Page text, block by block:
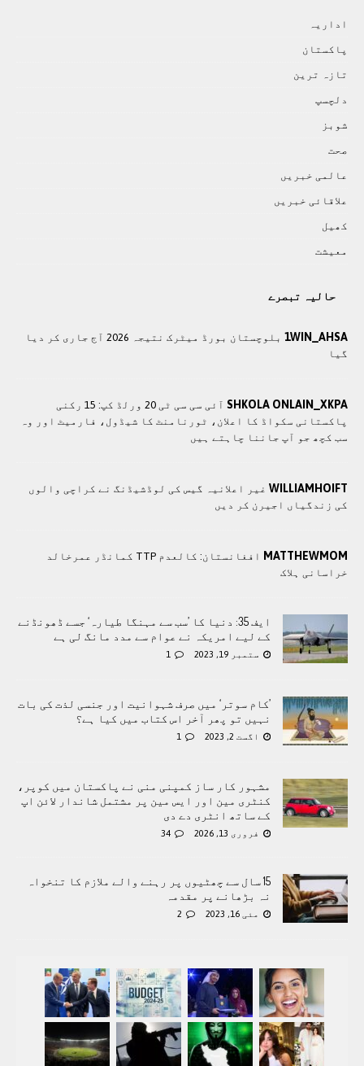
اداريہ
پاکستان
تازہ ترين
دلچسپ
شوبز
صحت
عالمی خبريں
علاقائی خبريں
کھيل
معيشت
حالیہ تبصرے
1WIN_AHSA
بلوچستان بورڈ میٹرک نتیجہ 2026 آج جاری کر دیا
گیا
SHKOLA ONLAIN_XKPA
آئی سی سی ٹی 20 ورلڈ کپ: 15 رکنی
پاکستانی سکواڈ کا اعلان، ٹورنامنٹ کا شیڈول، فارمیٹ اور وہ
سب کچھ جو آپ جاننا چاہتے ہیں
WILLIAMHOIFT غیر اعلانیہ گیس کی لوڈشیڈنگ نے کراچی والوں
کی زندگیاں اجیرن کر دیں
MATTHEWMOM
افغانستان: کالعدم TTP کمانڈر عمرخالد
خراسانی ہلاک
ایف 35: دنیا کا ’سب سے مہنگا طیارہ‘ جسے ڈھونڈنے
کے لیے امریکہ نے عوام سے مدد مانگ لی ہے
ستمبر 19, 2023 1
’کام سوتر‘ میں صرف شہوانیت اور جنسی لذت کی بات
نہیں تو پھر آخر اس کتاب میں کیا ہے؟
اگست 2, 2023 1
مشہور کار ساز کمپنی منی نے پاکستان میں کوپر،
کنٹری مین اور ایس مین پر مشتمل شاندار لائن اپ
کے ساتھ انٹری دے دی
فروری 13, 2026 34
15 سال سے چھٹیوں پر رہنے والے ملازم کا تنخواہ
نہ بڑھانے پر مقدمہ
مئی 16, 2023 2